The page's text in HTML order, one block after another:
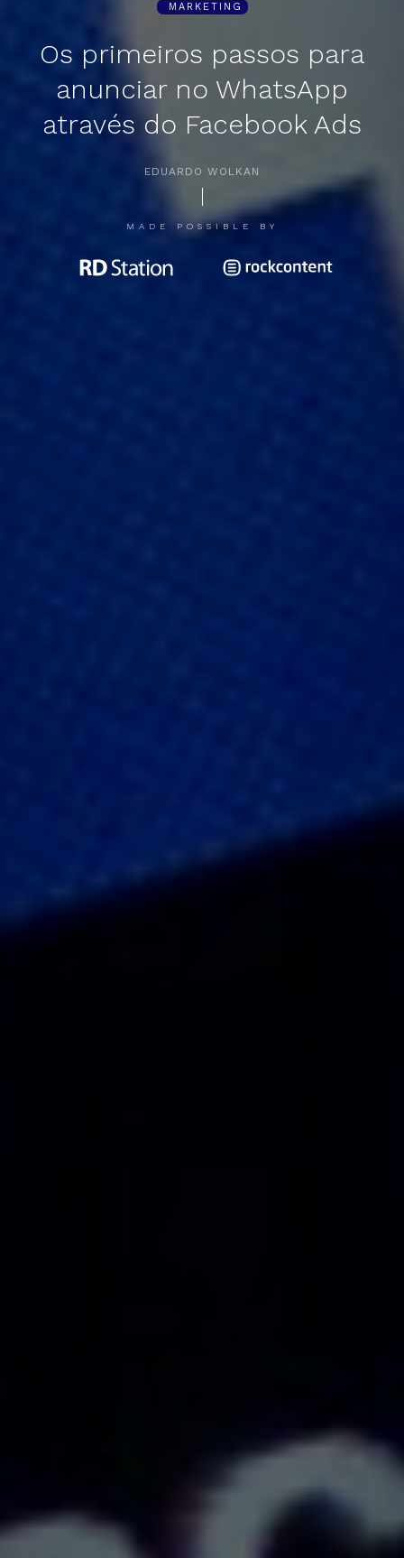
MARKETING
Os primeiros passos para
anunciar no WhatsApp
através do Facebook Ads
EDUARDO WOLKAN
MADE POSSIBLE BY